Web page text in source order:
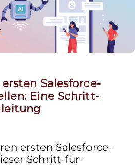
Salesforce-
Eine Schritt-
ersten Salesforce-
Schritt-für-